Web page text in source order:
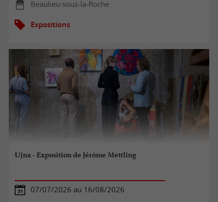
Beaulieu-sous-la-Roche
Expositions
Ujna - Exposition de Jérôme Mettling
07/07/2026 au 16/08/2026